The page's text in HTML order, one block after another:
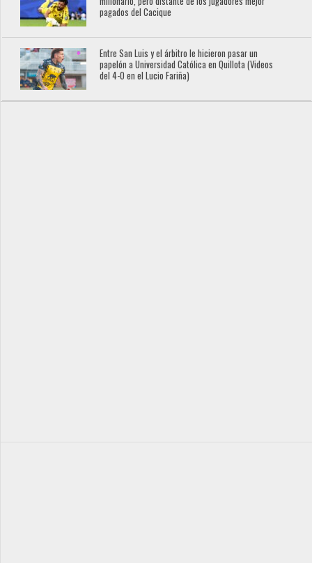
pagados del Cacique
Entre San Luis y el árbitro le hicieron pasar un
papelón a Universidad Católica en Quillota (Videos
del 4-0 en el Lucio Fariña)